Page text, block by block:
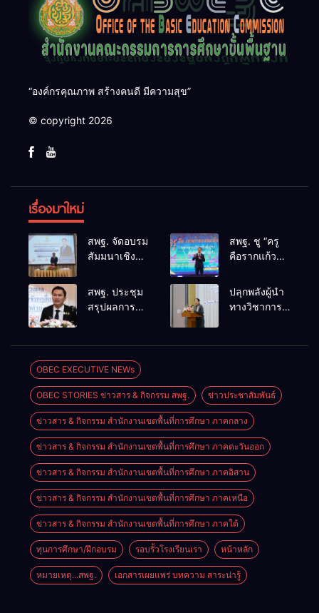
“องค์กรคุณภาพ สร้างคนดี มีความสุข”
© copyright 2026
เรื่องมาใหม่
สพฐ. จัดอบรม
สัมมนาเชิง
การดำเนิน
การทางวินัย
อย่างร้ายแรง
อบรมผู้จะเป็น
กรรมการ
สอบสวน
(ตามหลักสูตร
ก.ค.ศ.)
สพฐ. ชู “ครู
คือรากแก้ว
ขับเคลื่อนการ
ศึกษาชาติ
ชุมชน สร้างผู้
สพฐ. ประชุม
สรุปผลการ
โครงการ
โรงเรียน
คุณภาพ
ประจำตำบล
เตรียมต่อยอด
สู่การขับ
เคลื่อน
คุณภาพการ
ศึกษาปี 2570
ปลุกพลังผู้นำ
ทางวิชาการ
ศึกษาสู่
อนาคต
OBEC EXECUTIVE NEWs
OBEC STORIES ข่าวสาร & กิจกรรม สพฐ. ข่าวประชาสัมพันธ์
ข่าวสาร & กิจกรรม สำนักงานเขตพื้นที่การศึกษา ภาคกลาง
ข่าวสาร & กิจกรรม สำนักงานเขตพื้นที่การศึกษา ภาคตะวันออก
ข่าวสาร & กิจกรรม สำนักงานเขตพื้นที่การศึกษา ภาคอิสาน
ข่าวสาร & กิจกรรม สำนักงานเขตพื้นที่การศึกษา ภาคเหนือ
ข่าวสาร & กิจกรรม สำนักงานเขตพื้นที่การศึกษา ภาคใต้
ทุนการศึกษา/ฝึกอบรม รอบรั้วโรงเรียนเรา หน้าหลัก
หมายเหตุ...สพฐ. เอกสารเผยแพร่ บทความ สาระน่ารู้